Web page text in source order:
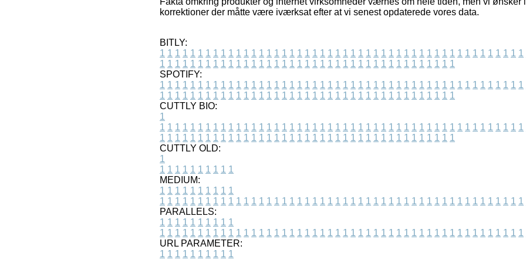
korrektioner der måtte være iværksat efter at vi senest opdaterede vores data.
BITLY:
1 1 1 1 1 1 1 1 1 1 1 1 1 1 1 1 1 1 1 1 1 1 1 1 1 1 1 1 1 1 1 1 1 1 1 1 1 1 1 1 1 1 1 1 1 1 1 1
1 1 1 1 1 1 1 1 1 1 1 1 1 1 1 1 1 1 1 1 1 1 1 1 1 1 1 1 1 1 1 1 1 1 1 1 1 1 1
SPOTIFY:
1 1 1 1 1 1 1 1 1 1 1 1 1 1 1 1 1 1 1 1 1 1 1 1 1 1 1 1 1 1 1 1 1 1 1 1 1 1 1 1 1 1 1 1 1 1 1 1
1 1 1 1 1 1 1 1 1 1 1 1 1 1 1 1 1 1 1 1 1 1 1 1 1 1 1 1 1 1 1 1 1 1 1 1 1 1 1
CUTTLY BIO:
1
1 1 1 1 1 1 1 1 1 1 1 1 1 1 1 1 1 1 1 1 1 1 1 1 1 1 1 1 1 1 1 1 1 1 1 1 1 1 1 1 1 1 1 1 1 1 1 1
1 1 1 1 1 1 1 1 1 1 1 1 1 1 1 1 1 1 1 1 1 1 1 1 1 1 1 1 1 1 1 1 1 1 1 1 1 1 1
CUTTLY OLD:
1
1 1 1 1 1 1 1 1 1 1
MEDIUM:
1 1 1 1 1 1 1 1 1 1
1 1 1 1 1 1 1 1 1 1 1 1 1 1 1 1 1 1 1 1 1 1 1 1 1 1 1 1 1 1 1 1 1 1 1 1 1 1 1 1 1 1 1 1 1 1 1 1
PARALLELS:
1 1 1 1 1 1 1 1 1 1
1 1 1 1 1 1 1 1 1 1 1 1 1 1 1 1 1 1 1 1 1 1 1 1 1 1 1 1 1 1 1 1 1 1 1 1 1 1 1 1 1 1 1 1 1 1 1 1
URL PARAMETER:
1 1 1 1 1 1 1 1 1 1